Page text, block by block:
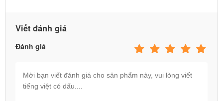
Viết đánh giá
Đánh giá